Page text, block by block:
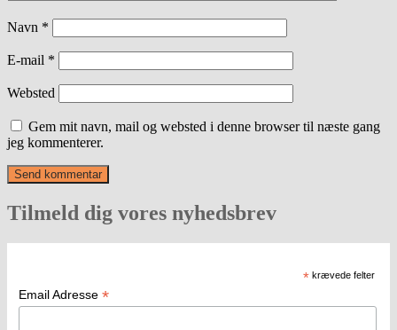
Navn *
E-mail *
Websted
Gem mit navn, mail og websted i denne browser til næste gang
jeg kommenterer.
Tilmeld dig vores nyhedsbrev
* krævede felter
Email Adresse *